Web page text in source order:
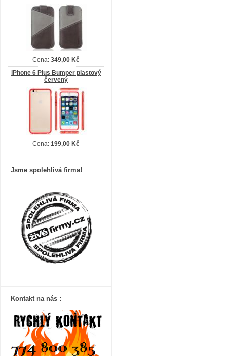
Cena: 349,00 Kč
iPhone 6 Plus Bumper plastový
červený
Cena: 199,00 Kč
Jsme spolehlivá firma!
Kontakt na nás :